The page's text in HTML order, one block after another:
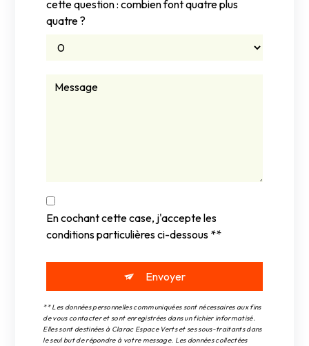
cette question : combien font quatre plus
quatre ?
En cochant cette case, j'accepte les
conditions particulières ci-dessous **
Envoyer
** Les données personnelles communiquées sont nécessaires aux fins
de vous contacter et sont enregistrées dans un fichier informatisé.
Elles sont destinées à Clarac Espace Verts et ses sous-traitants dans
le seul but de répondre à votre message. Les données collectées